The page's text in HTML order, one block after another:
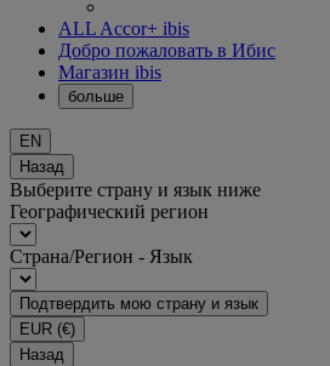
ALL Accor+ ibis
Добро пожаловать в Ибис
Магазин ibis
больше
EN
Назад
Выберите страну и язык ниже
Географический регион
Страна/Регион - Язык
Подтвердить мою страну и язык
EUR (€)
Назад